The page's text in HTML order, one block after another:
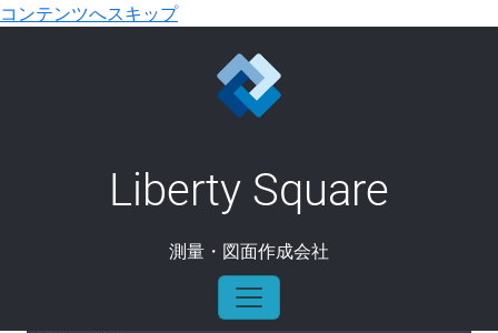
コンテンツへスキップ
Liberty Square
測量・図面作成会社
Recruit Form
ホーム/ 採用情報/ Recruit Form